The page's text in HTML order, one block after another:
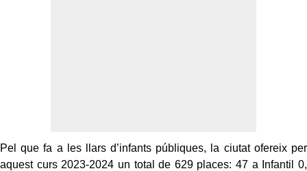
Pel que fa a les llars d’infants públiques, la ciutat ofereix per
aquest curs 2023-2024 un total de 629 places: 47 a Infantil 0,